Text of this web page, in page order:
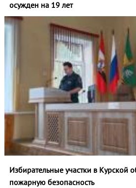
осужден на 19 лет
Избирательные участки в Курской
пожарную безопасность